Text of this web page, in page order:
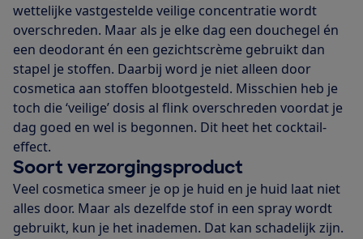
wettelijke vastgestelde veilige concentratie wordt
overschreden. Maar als je elke dag een douchegel én
een deodorant én een gezichtscrème gebruikt dan
stapel je stoffen. Daarbij word je niet alleen door
cosmetica aan stoffen blootgesteld. Misschien heb je
toch die ‘veilige’ dosis al flink overschreden voordat je
dag goed en wel is begonnen. Dit heet het cocktail-
effect.
Soort verzorgingsproduct
Veel cosmetica smeer je op je huid en je huid laat niet
alles door. Maar als dezelfde stof in een spray wordt
gebruikt, kun je het inademen. Dat kan schadelijk zijn.